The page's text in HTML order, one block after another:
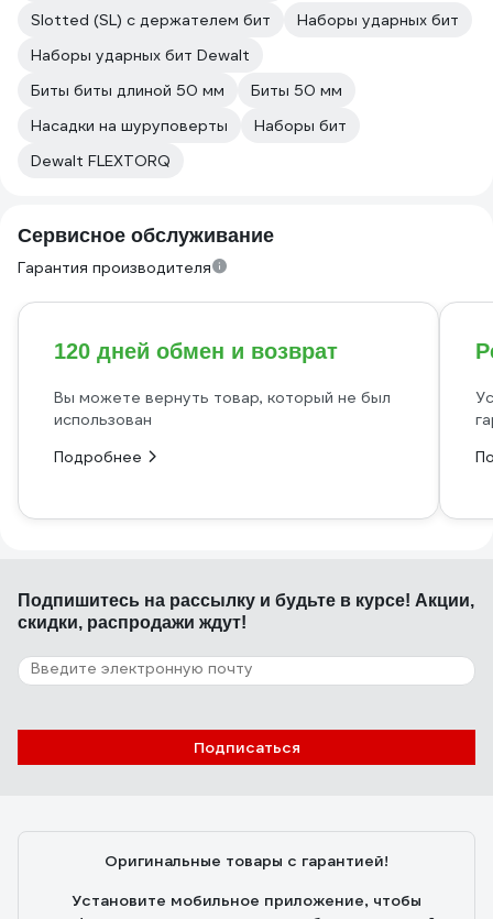
Slotted (SL) с держателем бит
Наборы ударных бит
Наборы ударных бит Dewalt
Биты биты длиной 50 мм
Биты 50 мм
Насадки на шуруповерты
Наборы бит
Dewalt FLEXTORQ
Сервисное обслуживание
Гарантия производителя
120 дней обмен и возврат
Вы можете вернуть товар, который не был
использован
Подробнее
Подпишитесь на рассылку и будьте в курсе! Акции,
скидки, распродажи ждут!
Подписаться
Оригинальные товары с гарантией!
Установите мобильное приложение, чтобы